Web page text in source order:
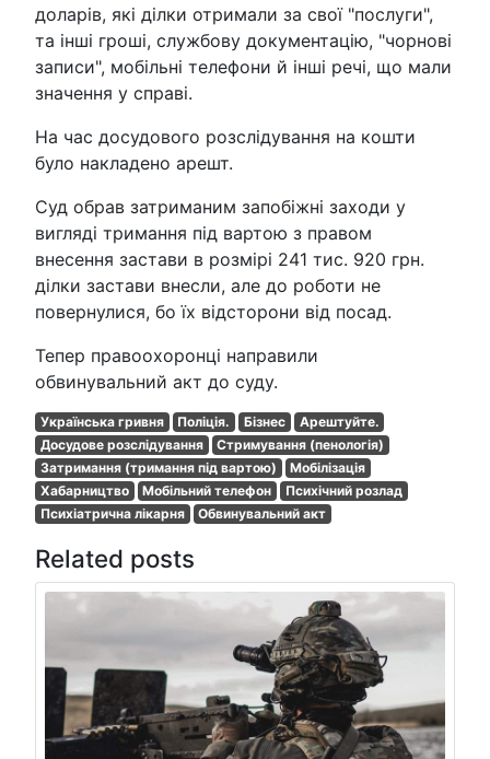
доларів, які ділки отримали за свої "послуги",
та інші гроші, службову документацію, "чорнові
записи", мобільні телефони й інші речі, що мали
значення у справі.
На час досудового розслідування на кошти
було накладено арешт.
Суд обрав затриманим запобіжні заходи у
вигляді тримання під вартою з правом
внесення застави в розмірі 241 тис. 920 грн.
ділки застави внесли, але до роботи не
повернулися, бо їх відсторони від посад.
Тепер правоохоронці направили
обвинувальний акт до суду.
Українська гривня Поліція. Бізнес
Арештуйте.
Досудове розслідування
Стримування (пенологія)
Затримання (тримання під вартою)
Мобілізація
Хабарництво
Мобільний телефон
Психічний розлад
Психіатрична лікарня
Обвинувальний акт
Related posts